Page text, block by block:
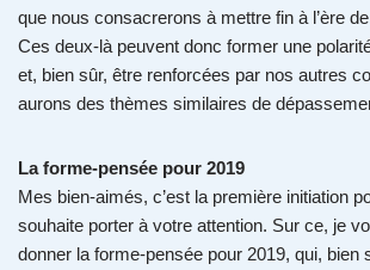
que nous consacrerons à mettre fin à l’ère
Ces deux-là peuvent donc former une
et, bien sûr, être renforcées par nos autres
aurons des thèmes similaires de
La forme-pensée pour 2019
Mes bien-aimés, c’est la première initiation
souhaite porter à votre attention. Sur ce, je
donner la forme-pensée pour 2019, qui, bien